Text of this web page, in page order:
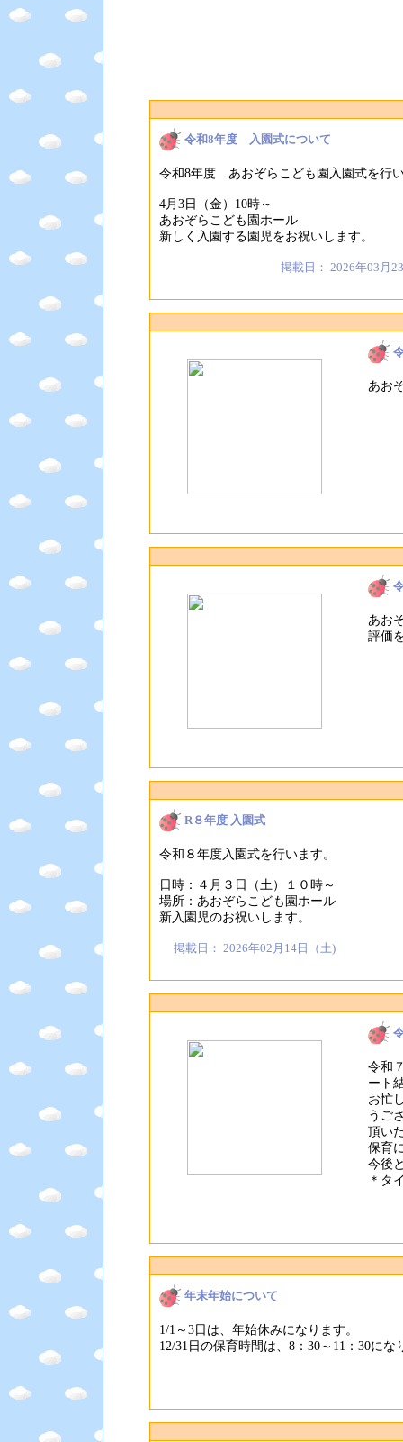
令和8年度 入園式について
令和8年度 あおぞらこども園入園式を行
4月3日（金）10時～
あおぞらこども園ホール
新しく入園する園児をお祝いします。
掲載日： 2026年03月
あお
あお
評価
R８年度 入園式
令和８年度入園式を行います。
日時：４月３日（土）１０時～
場所：あおぞらこども園ホール
新入園児のお祝いします。
掲載日： 2026年02月14日（土)
令和
ート
お忙
うご
頂い
保育
今後
＊タ
年末年始について
1/1～3日は、年始休みになります。
12/31日の保育時間は、8：30～11：30に